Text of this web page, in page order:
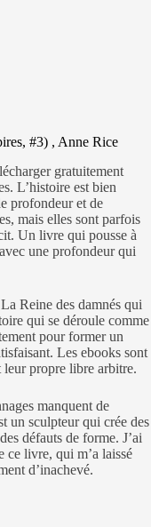
#3) , Anne Rice
gratuitement
L’histoire est bien
profondeur et de
mais elles sont parfois
Un livre qui pousse à
une profondeur qui
Reine des damnés qui
qui se déroule comme
pour former un
Les ebooks sont
leur propre libre arbitre.
manquent de
un sculpteur qui crée des
défauts de forme. J’ai
ce livre, qui m’a laissé
d’inachevé.